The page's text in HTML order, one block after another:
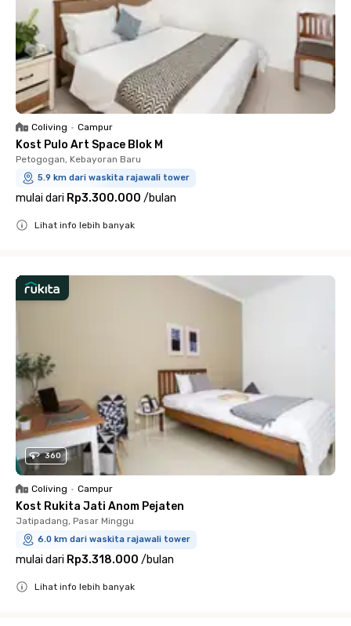
Coliving • Campur
Kost Pulo Art Space Blok M
Petogogan, Kebayoran Baru
5.9 km dari waskita rajawali tower
mulai dari Rp3.300.000 /bulan
Lihat info lebih banyak
360
Coliving • Campur
Kost Rukita Jati Anom Pejaten
Jatipadang, Pasar Minggu
6.0 km dari waskita rajawali tower
mulai dari Rp3.318.000 /bulan
Lihat info lebih banyak